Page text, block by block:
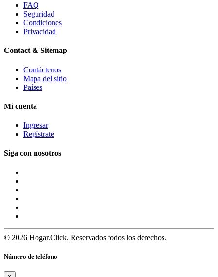
FAQ
Seguridad
Condiciones
Privacidad
Contact & Sitemap
Contáctenos
Mapa del sitio
Países
Mi cuenta
Ingresar
Regístrate
Siga con nosotros
© 2026 Hogar.Click. Reservados todos los derechos.
Número de teléfono